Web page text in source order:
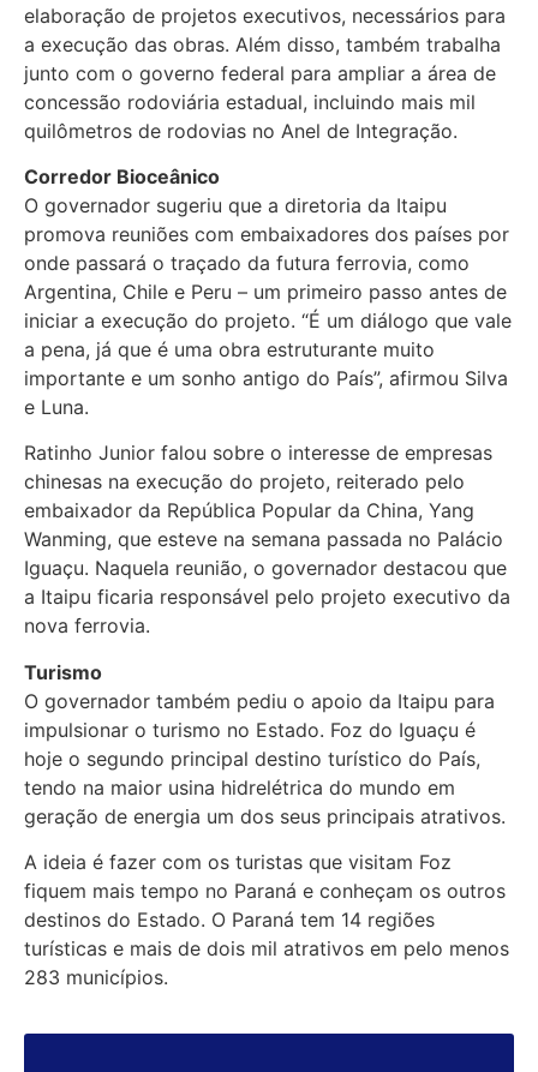
elaboração de projetos executivos, necessários para
a execução das obras. Além disso, também trabalha
junto com o governo federal para ampliar a área de
concessão rodoviária estadual, incluindo mais mil
quilômetros de rodovias no Anel de Integração.
Corredor Bioceânico
O governador sugeriu que a diretoria da Itaipu
promova reuniões com embaixadores dos países por
onde passará o traçado da futura ferrovia, como
Argentina, Chile e Peru – um primeiro passo antes de
iniciar a execução do projeto. “É um diálogo que vale
a pena, já que é uma obra estruturante muito
importante e um sonho antigo do País”, afirmou Silva
e Luna.
Ratinho Junior falou sobre o interesse de empresas
chinesas na execução do projeto, reiterado pelo
embaixador da República Popular da China, Yang
Wanming, que esteve na semana passada no Palácio
Iguaçu. Naquela reunião, o governador destacou que
a Itaipu ficaria responsável pelo projeto executivo da
nova ferrovia.
Turismo
O governador também pediu o apoio da Itaipu para
impulsionar o turismo no Estado. Foz do Iguaçu é
hoje o segundo principal destino turístico do País,
tendo na maior usina hidrelétrica do mundo em
geração de energia um dos seus principais atrativos.
A ideia é fazer com os turistas que visitam Foz
fiquem mais tempo no Paraná e conheçam os outros
destinos do Estado. O Paraná tem 14 regiões
turísticas e mais de dois mil atrativos em pelo menos
283 municípios.